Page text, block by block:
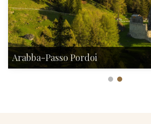
Arabba-Passo Pordoi